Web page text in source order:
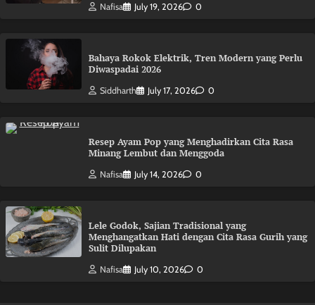
Nafisa July 19, 2026 0
Bahaya Rokok Elektrik, Tren Modern yang Perlu
Diwaspadai 2026
Siddharth July 17, 2026 0
Resep Ayam Pop yang Menghadirkan Cita Rasa
Minang Lembut dan Menggoda
Nafisa July 14, 2026 0
Lele Godok, Sajian Tradisional yang
Menghangatkan Hati dengan Cita Rasa Gurih yang
Sulit Dilupakan
Nafisa July 10, 2026 0